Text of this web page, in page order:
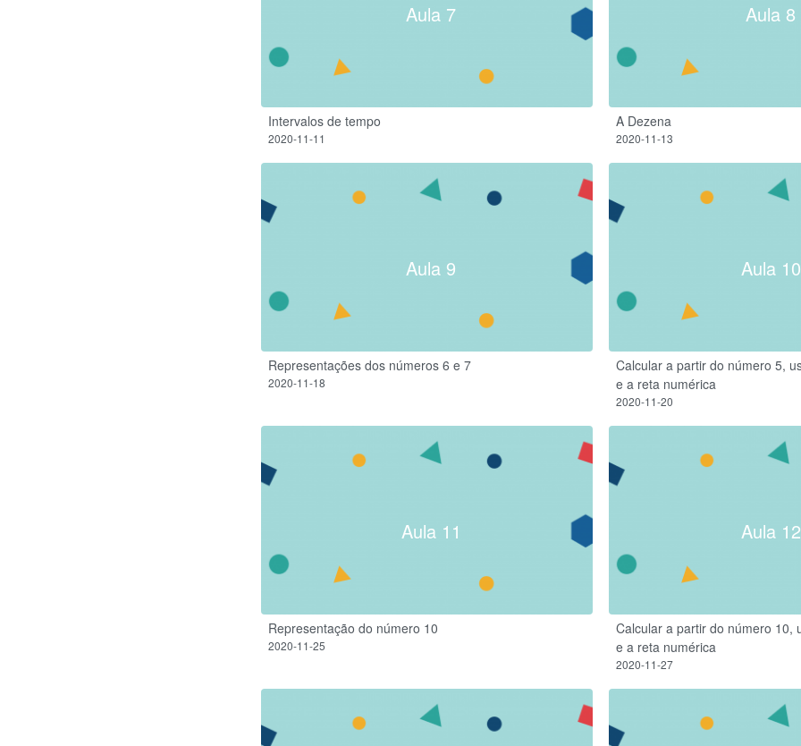
Aula 7
Intervalos de tempo
2020-11-11
Aula 8
A Dezena
2020-11-13
Aula 9
Representações dos números 6 e 7
2020-11-18
Aula 10
Calcular a partir do número 5,
e a reta numérica
2020-11-20
Aula 11
Representação do número 10
2020-11-25
Aula 12
Calcular a partir do número 10,
e a reta numérica
2020-11-27